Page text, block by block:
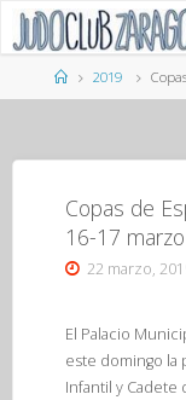
Saltar
contenidoPágina
de
2019
Copas de
16-17 marzo
22 marzo,
El Palacio
este domingo la
Infantil y